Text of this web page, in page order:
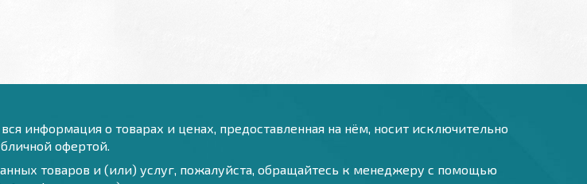
информация о товарах и ценах, предоставленная на нём, носит исключительно
офертой.
товаров и (или) услуг, пожалуйста, обращайтесь к менеджеру с помощью